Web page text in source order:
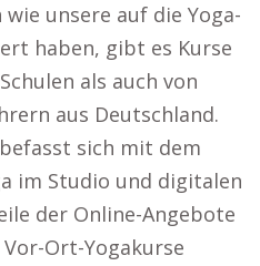
unsere auf die Yoga-
haben, gibt es Kurse
als auch von
aus Deutschland.
sich mit dem
im Studio und digitalen
der Online-Angebote
Ort-Yogakurse